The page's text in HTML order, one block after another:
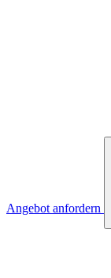
Angebot anfordern